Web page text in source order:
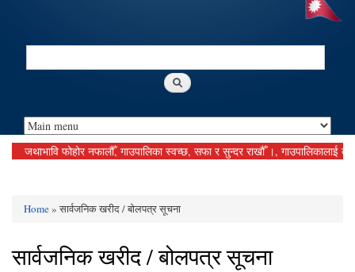
Search
जथाभावि फोहोर नफालौँ, गाउपालिका स्वच्छ, सफा र सुन्दर राखौँ ।, गाउपालिकालाई
Home» सार्वजनिक खरीद / बोलपत्र सूचना
सार्वजनिक खरीद / बोलपत्र सूचना